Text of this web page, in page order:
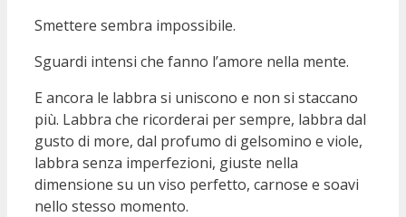
Smettere sembra impossibile.
Sguardi intensi che fanno l’amore nella mente.
E ancora le labbra si uniscono e non si staccano
più. Labbra che ricorderai per sempre, labbra dal
gusto di more, dal profumo di gelsomino e viole,
labbra senza imperfezioni, giuste nella
dimensione su un viso perfetto, carnose e soavi
nello stesso momento.